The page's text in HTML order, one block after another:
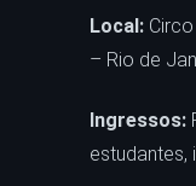
Local:
– Rio de
Ingressos:
estudantes,